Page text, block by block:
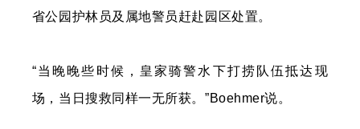
省公园护林员及属地警员赶赴园区处置。
“当晚晚些时候，皇家骑警水下打捞队伍抵达现
场，当日搜救同样一无所获。”Boehmer说。